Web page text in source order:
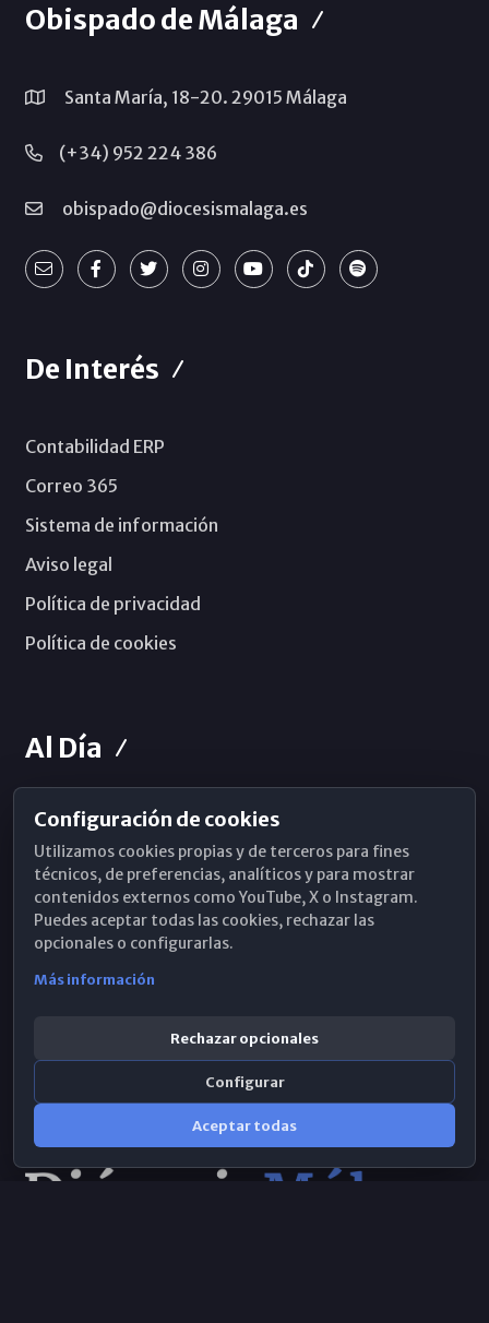
Obispado de Málaga
Santa María, 18-20. 29015 Málaga
(+34) 952 224 386
obispado@diocesismalaga.es
De Interés
Contabilidad ERP
Correo 365
Sistema de información
Aviso legal
Política de privacidad
Política de cookies
Al Día
Horarios de Misa
Hemeroteca
WhatsApp
Configuración de cookies
Utilizamos cookies propias y de terceros para fines
técnicos, de preferencias, analíticos y para mostrar
contenidos externos como YouTube, X o Instagram.
Puedes aceptar todas las cookies, rechazar las
opcionales o configurarlas.
Más información
Rechazar opcionales
Configurar
Aceptar todas